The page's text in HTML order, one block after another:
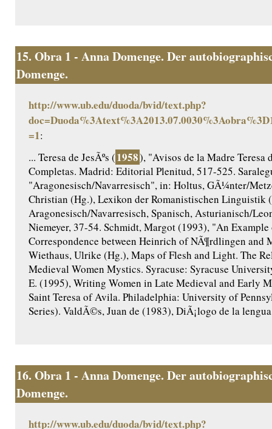
15. Obra 1 - Anna Domenge. Der
Domenge.
http://www.ub.edu/duoda/bvid/text.php?
=1:
... Teresa de JesÃºs (1958), "Avisos de la Madre Teresa
Completas. Madrid: Editorial Plenitud, 517-525.
"Aragonesisch/Navarresisch", in: Holtus, GÃ¼nter/
Christian (Hg.), Lexikon der Romanistischen Linguistik
Aragonesisch/Navarresisch, Spanisch, Asturianisch/
Niemeyer, 37-54. Schmidt, Margot (1993), "An
Correspondence between Heinrich of NÃ¶rdlingen and
Wiethaus, Ulrike (Hg.), Maps of Flesh and Light. The
Medieval Women Mystics. Syracuse: Syracuse
E. (1995), Writing Women in Late Medieval and Early
Saint Teresa of Avila. Philadelphia: University of
Series). ValdÃ©s, Juan de (1983), DiÃ¡logo de la
16. Obra 1 - Anna Domenge. Der
Domenge.
http://www.ub.edu/duoda/bvid/text.php?